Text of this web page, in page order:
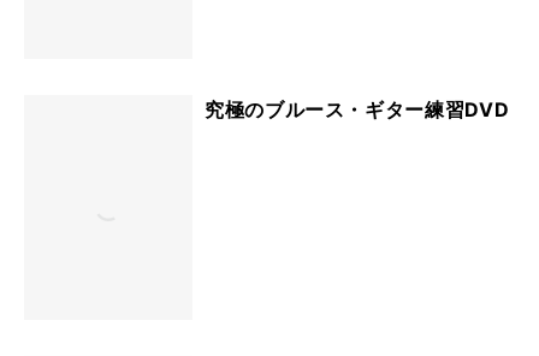
究極のブルース・ギター練習DVD